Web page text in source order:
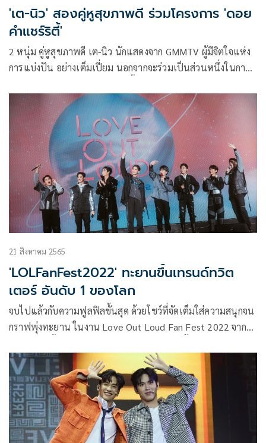
'เต-นิว' สองคู่หูสุขภาพดี ร่วมโครงการ 'ดอย
คำแชร์ริตี้'
2 หนุ่ม คู่หูสุขภาพดี เต-นิว นักแสดงจาก GMMTV ผู้มีจิตใจแห่ง
การแบ่งปัน อย่างเต็มเปี่ยม นอกจากจะร่วมเป็นส่วนหนึ่งในการ
ผลิตภัณฑ์สมุนไพรดอยคำมาจัดจำหน่าย เพื่อนำรายได้สมทบทุน
มูลนิธิรามาธิบดีฯ ในการสร้างศูนย์นวัตกรรมการแพทย์เพื่อผู้
ป่วยสูงวัยและผู้ป่วยระยะท้ายแล้ว ทั้งคู่ยังโชว์ผลงานการ
ออกแบบลวดลายบนแพ็กเกจสเปรย์แอลกอฮอล์กลิ่นสมุนไพร
โดนใจวัยรุ่นอีกด้วย
21 สิงหาคม 2565
'LOLFanFest2022' ทะยานขึ้นเทรนด์ทวิต
เตอร์ อันดับ 1 ของโลก
จบไปแล้วกับความฟูลฟิลขั้นสุด ด้วยโชว์ที่จัดเต็มใส่ความสนุกจน
กราฟพุ่งทะยาน ในงาน Love Out Loud Fan Fest 2022 จาก
แบบของ 8 นักแสดงสุดฮอต คริส-พีรวัส แสงโพธิรัตน์, สิงโต-
ปราชญา เรืองโรจน์, ออฟ-จุมพล อดุลกิตติพร, กัน-อรรถพันธ์
พูลสวัสดิ์, เต-ตะวัน วิหครัตน์, นิว-ฐิติภูมิ เตชะอภัยคุณ, ไบร์ท-
วชิรวิชญ์ ชีวอารี, วิน-เมธวิน โอภาสเอี่ยมขจร ที่ทำเอาอะดรีนาลี
นความสุขล้นทะลักเลยทีเดียว